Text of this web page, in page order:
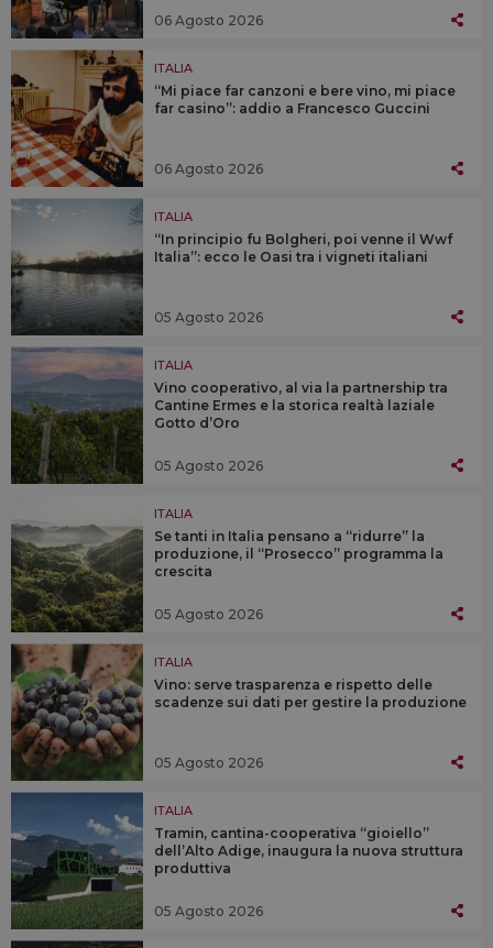
06 Agosto 2026
ITALIA
“Mi piace far canzoni e bere vino, mi piace
far casino”: addio a Francesco Guccini
06 Agosto 2026
ITALIA
“In principio fu Bolgheri, poi venne il Wwf
Italia”: ecco le Oasi tra i vigneti italiani
05 Agosto 2026
ITALIA
Vino cooperativo, al via la partnership tra
Cantine Ermes e la storica realtà laziale
Gotto d’Oro
05 Agosto 2026
ITALIA
Se tanti in Italia pensano a “ridurre” la
produzione, il “Prosecco” programma la
crescita
05 Agosto 2026
ITALIA
Vino: serve trasparenza e rispetto delle
scadenze sui dati per gestire la produzione
05 Agosto 2026
ITALIA
Tramin, cantina-cooperativa “gioiello”
dell’Alto Adige, inaugura la nuova struttura
produttiva
05 Agosto 2026